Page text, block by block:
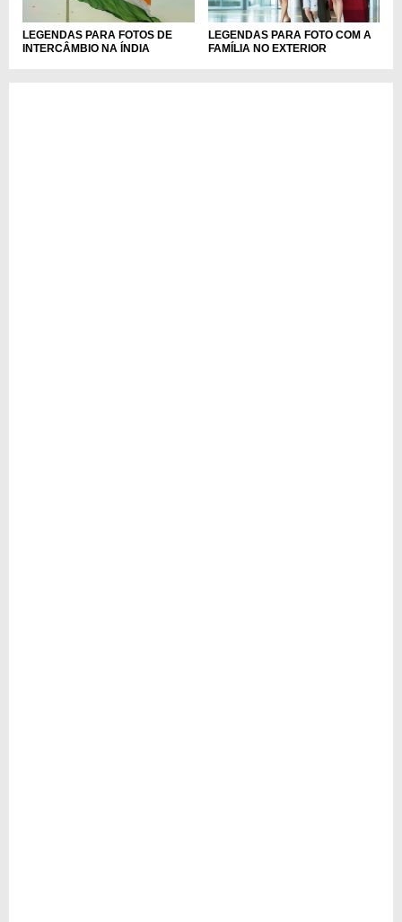
LEGENDAS PARA FOTOS DE
INTERCÂMBIO NA ÍNDIA
LEGENDAS PARA FOTO COM A
FAMÍLIA NO EXTERIOR